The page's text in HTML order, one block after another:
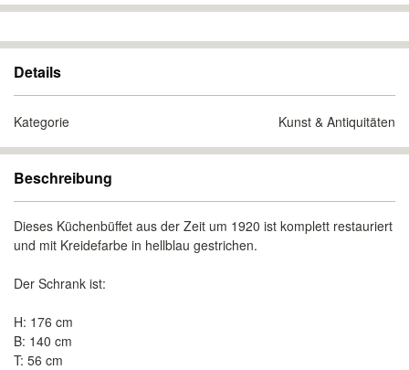
Details
Kategorie Kunst & Antiquitäten
Beschreibung
Dieses Küchenbüffet aus der Zeit um 1920 ist komplett restauriert
und mit Kreidefarbe in hellblau gestrichen.
Der Schrank ist:
H: 176 cm
B: 140 cm
T: 56 cm